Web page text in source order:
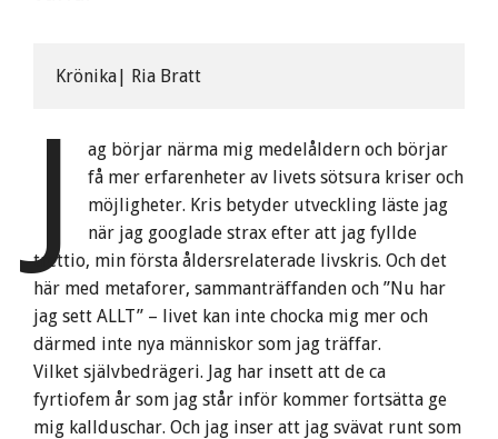
Krönika| Ria Bratt
J
ag börjar närma mig medelåldern och börjar
få mer erfarenheter av livets sötsura kriser och
möjligheter. Kris betyder utveckling läste jag
när jag googlade strax efter att jag fyllde
trettio, min första åldersrelaterade livskris. Och det
här med metaforer, sammanträffanden och ”Nu har
jag sett ALLT” – livet kan inte chocka mig mer och
därmed inte nya människor som jag träffar.
Vilket självbedrägeri. Jag har insett att de ca
fyrtiofem år som jag står inför kommer fortsätta ge
mig kallduschar. Och jag inser att jag svävat runt som